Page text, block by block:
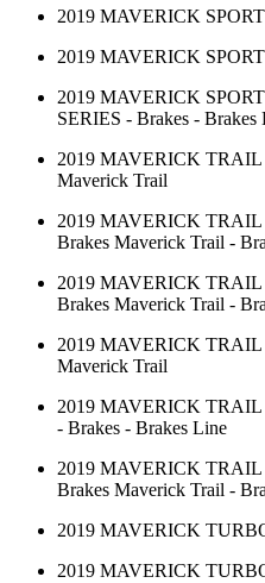
2019 MAVERICK
2019 MAVERICK
2019 MAVERICK
SERIES - Brakes - Brakes
2019 MAVERICK TRAIL
Maverick Trail
2019 MAVERICK TRAIL
Brakes Maverick Trail -
2019 MAVERICK TRAIL
Brakes Maverick Trail -
2019 MAVERICK TRAIL
Maverick Trail
2019 MAVERICK TRAIL
- Brakes - Brakes Line
2019 MAVERICK TRAIL
Brakes Maverick Trail -
2019 MAVERICK
2019 MAVERICK